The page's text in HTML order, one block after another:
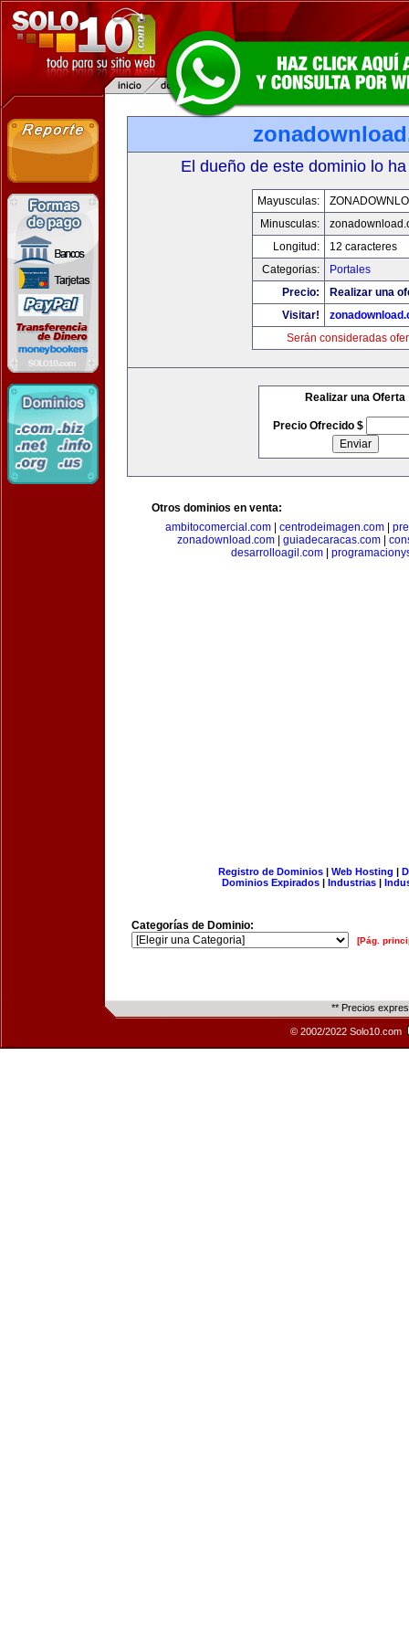
El dueño de este dominio lo
Mayusculas:
Minusculas:
Longitud:
12 caracteres
Categorias:
Portales
Precio:
Realizar una
Visitar!
Serán consideradas
Realizar una Oferta
Precio Ofrecido $
Otros dominios en venta:
ambitocomercial.com| centrodeimagen.com|
zonadownload.com
guiadecaracas.com
desarrolloagil.com
Registro de Dominios| Web Hosting |
Dominios Expirados | Industrias |
Categorías de Dominio:
[Pág.
** Precios
© 2002/2022 Solo10.com